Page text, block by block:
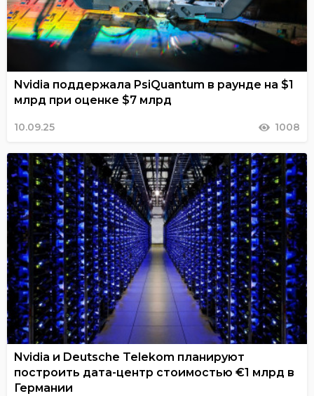
Nvidia поддержала PsiQuantum в раунде на $1
млрд при оценке $7 млрд
10.09.25 1008
Nvidia и Deutsche Telekom планируют
построить дата-центр стоимостью €1 млрд в
Германии